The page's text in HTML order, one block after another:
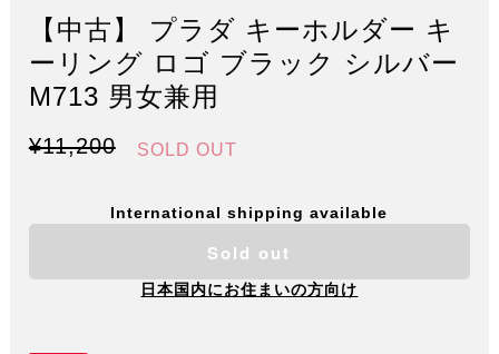
【中古】 プラダ キーホルダー キ
ーリング ロゴ ブラック シルバー
M713 男女兼用
¥11,200 SOLD OUT
International shipping available
Sold out
日本国内にお住まいの方向け